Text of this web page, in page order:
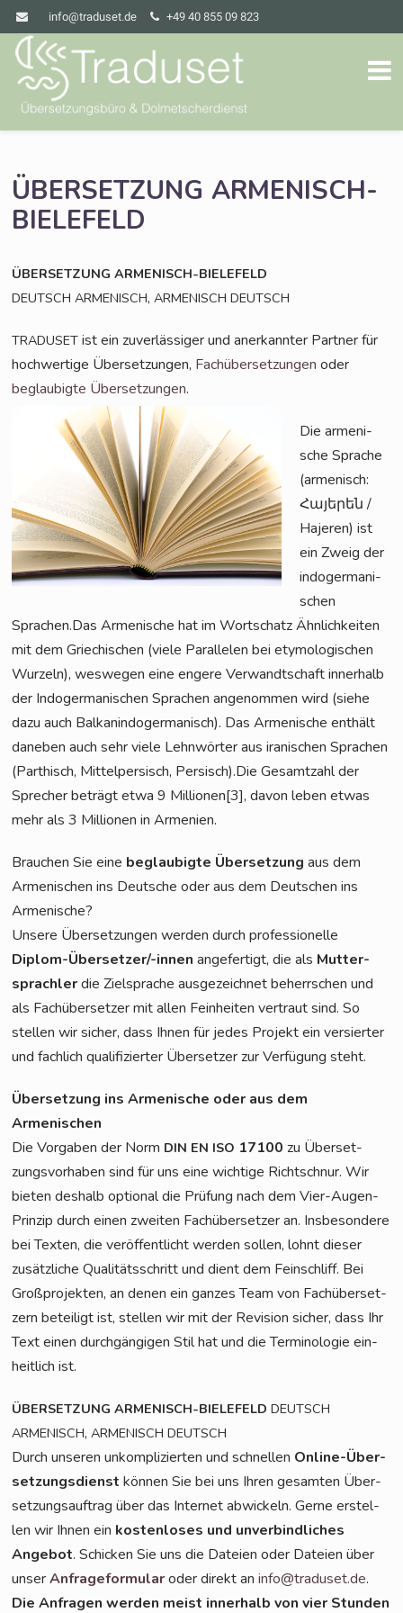
info@traduset.de +49 40 855 09 823
ÜBERSETZUNG ARMENISCH-
BIELEFELD
ÜBERSETZUNG ARMENISCH-BIELEFELD
DEUTSCH ARMENISCH,ARMENISCH DEUTSCH
TRADUSET ist ein zuver­läs­si­ger und aner­kann­ter Part­ner für
hoch­wer­ti­ge Über­set­zun­gen, Fach­über­set­zun­gen oder
beglau­big­te Über­set­zun­gen.
Die arme­ni­
sche Spra­che
(arme­nisch:
Հայերեն /
Haje­ren) ist
ein Zweig der
indo­ger­ma­ni­
schen
Sprachen.Das Arme­ni­sche hat im Wort­schatz Ähn­lich­kei­ten
mit dem Grie­chi­schen (vie­le Par­al­le­len bei ety­mo­lo­gi­schen
Wur­zeln), wes­we­gen eine enge­re Ver­wandt­schaft inner­halb
der Indo­ger­ma­ni­schen Spra­chen ange­nom­men wird (sie­he
dazu auch Bal­kan­in­do­ger­ma­nisch). Das Arme­ni­sche ent­hält
dane­ben auch sehr vie­le Lehn­wör­ter aus ira­ni­schen Spra­chen
(Par­t­hisch, Mit­tel­per­sisch, Persisch).Die Gesamt­zahl der
Spre­cher beträgt etwa 9 Millionen[3], davon leben etwas
mehr als 3 Mil­lio­nen in Armenien.
Brau­chen Sie eine beglau­big­te Über­set­zung aus dem
Arme­ni­schen ins Deut­sche oder aus dem Deut­schen ins
Armenische?
Unse­re Über­set­zun­gen wer­den durch pro­fes­sio­nel­le
Diplom-Über­set­zer/-innen ange­fer­tigt, die als Mut­ter­
sprach­lerdie Ziel­spra­che aus­ge­zeich­net beherr­schen und
als Fach­über­set­zer mit allen Fein­hei­ten ver­traut sind. So
stel­len wir sicher, dass Ihnen für jedes Pro­jekt ein ver­sier­ter
und fach­lich qua­li­fi­zier­ter Über­set­zer zur Ver­fü­gung steht.
Über­set­zung ins Arme­ni­sche oder aus dem
Armenischen
Die Vor­ga­ben der Norm DIN EN ISO 17100 zu Über­set­
zungs­vor­ha­ben sind für uns eine wich­ti­ge Richt­schnur. Wir
bie­ten des­halb optio­nal die Prü­fung nach dem Vier-Augen-
Prin­zip durch einen zwei­ten Fach­über­set­zer an. Ins­be­son­de­re
bei Tex­ten, die ver­öf­fent­licht wer­den sol­len, lohnt die­ser
zusätz­li­che Qua­li­täts­schritt und dient dem Fein­schliff. Bei
Groß­pro­jek­ten, an denen ein gan­zes Team von Fach­über­set­
zern betei­ligt ist, stel­len wir mit der Revi­si­on sicher, dass Ihr
Text einen durch­gän­gi­gen Stil hat und die Ter­mi­no­lo­gie ein­
heit­lich ist.
ÜBERSETZUNG ARMENISCH-BIELEFELD DEUTSCH
ARMENISCH,ARMENISCH DEUTSCH
Durch unse­ren unkom­pli­zier­ten und schnel­len Online-Über­
set­zungs­dienst kön­nen Sie bei uns Ihren gesam­ten Über­
set­zungs­auf­trag über das Inter­net abwi­ckeln. Ger­ne erstel­
len wir Ihnen ein kos­ten­lo­ses und unver­bind­li­ches
Ange­bot. Schi­cken Sie uns die Datei­en oder Datei­en über
unserAnfra­ge­for­mu­laroder direkt aninfo@traduset.de.
Die Anfra­gen wer­den meist inner­halb von vier Stun­den